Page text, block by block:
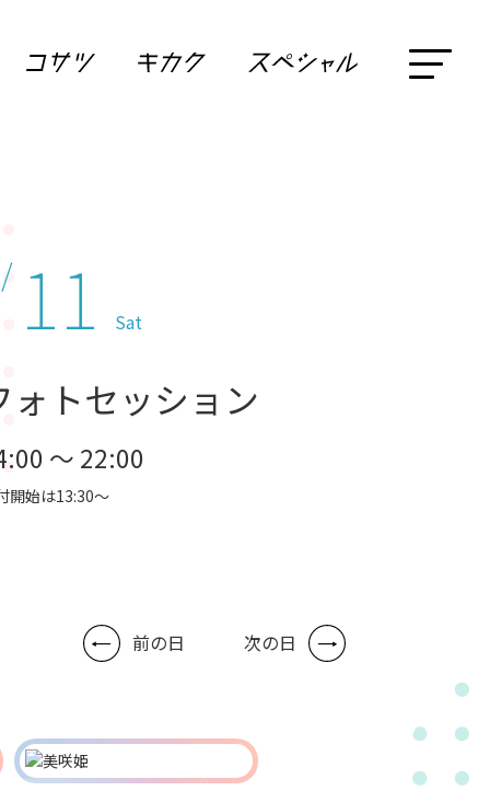
11 Sat
ォトセッション
～ 22:00
開始は13:30～
前の日 次の日